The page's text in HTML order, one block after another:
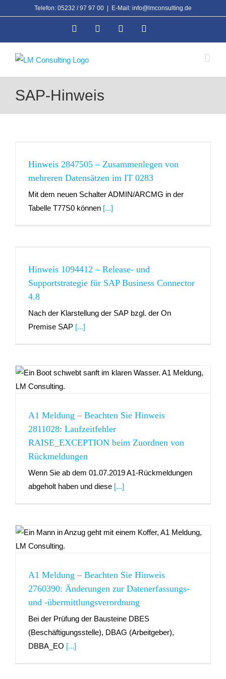
Telefon: 05232 / 97 97 00 E-Mail: info@lmconsulting.de
Facebook Instagram
SAP-Hinweis
Hinweis 2847505 – Zusammenlegen von
mehreren Datensätzen im IT 0283
Mit dem neuen Schalter ADMIN/ARCMG in der
Tabelle T77S0 können [...]
Hinweis 1094412 – Release- und
Supportstrategie für SAP Business Connector
4.8
Nach der Klarstellung der SAP bzgl. der On
Premise SAP [...]
A1 Meldung – Beachten Sie Hinweis
2811028: Laufzeitfehler
RAISE_EXCEPTION beim Zuordnen von
Rückmeldungen
Wenn Sie ab dem 01.07.2019 A1-Rückmeldungen
abgeholt haben und diese [...]
A1 Meldung – Beachten Sie Hinweis
2760390: Änderungen zur Datenerfassungs-
und -übermittlungsverordnung
Bei der Prüfung der Bausteine DBES
(Beschäftigungsstelle), DBAG (Arbeitgeber),
DBBA_EO [...]